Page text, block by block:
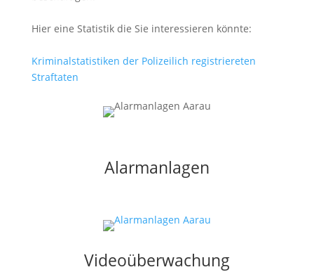
Hier eine Statistik die Sie interessieren könnte:
Kriminalstatistiken der Polizeilich registriereten
Straftaten
Alarmanlagen
Videoüberwachung